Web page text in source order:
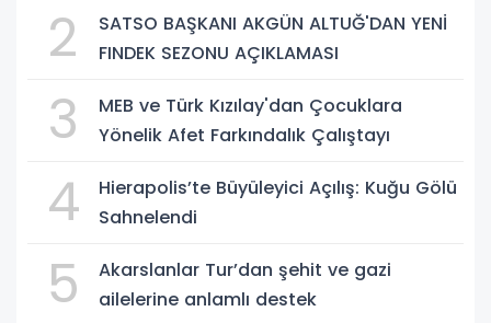
2
SATSO BAŞKANI AKGÜN ALTUĞ'DAN YENİ
FINDEK SEZONU AÇIKLAMASI
3
MEB ve Türk Kızılay'dan Çocuklara
Yönelik Afet Farkındalık Çalıştayı
4
Hierapolis’te Büyüleyici Açılış: Kuğu Gölü
Sahnelendi
5
Akarslanlar Tur’dan şehit ve gazi
ailelerine anlamlı destek